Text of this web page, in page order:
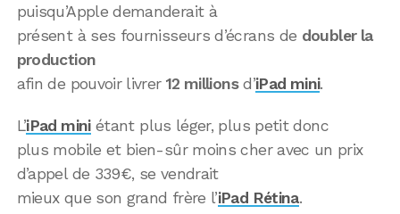
puisqu’Apple demanderait à
présent à ses fournisseurs d’écrans de doubler la
production
afin de pouvoir livrer 12 millionsd’iPad mini.
L’iPad miniétant plus léger, plus petit donc
plus mobile et bien-sûr moins cher avec un prix
d’appel de 339€, se vendrait
mieux que son grand frère l’iPad Rétina.